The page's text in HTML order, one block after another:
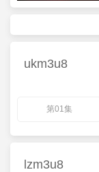
ukm3u8
第01集
lzm3u8